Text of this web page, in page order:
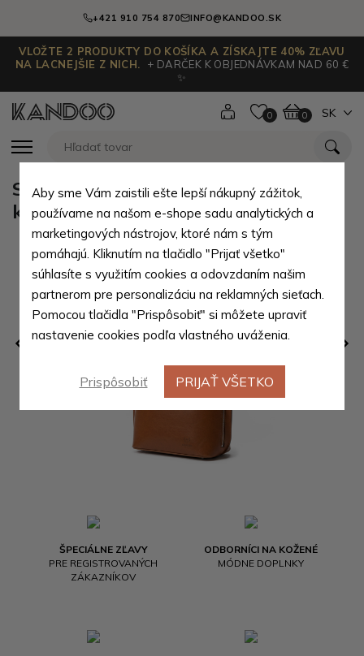
+421 910 754 870 INFO@KANDOO.SK
VLOŽTE 2 PRODUKTY DO KOŠÍKA A ZÍSKAJTE 40% ZĽAVU
NA LACNEJŠIE Z NICH.
+ DARČEK K OBJEDNÁVKAM NAD 60 €
✨
0 0 SK
ŠPECIÁLNE ZĽAVY
PRE REGISTROVANÝCH
ZÁKAZNÍKOV
ODBORNÍCI NA KOŽENÉ
MÓDNE DOPLNKY
Svetlo hnedá dámska kožená
kabelka - shopperka Charlotte
Aby sme Vám zaistili ešte lepší nákupný zážitok,
používame na našom e-shope sadu analytických a
marketingových nástrojov, ktoré nám s tým
pomáhajú. Kliknutím na tlačidlo "Prijať všetko"
súhlasíte s využitím cookies a odovzdaním našim
partnerom pre personalizáciu na reklamných sieťach.
Pomocou tlačidla "Prispôsobiť" si môžete upraviť
nastavenie cookies podľa vlastného uváženia.
Prispôsobiť PRIJAŤ VŠETKO